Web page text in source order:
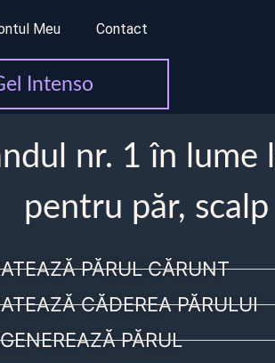
Meu Contact
Intenso
nr. 1 în lume
pentru păr,
PĂRUL CĂRUNT
CĂDEREA PĂRULUI
PĂRUL